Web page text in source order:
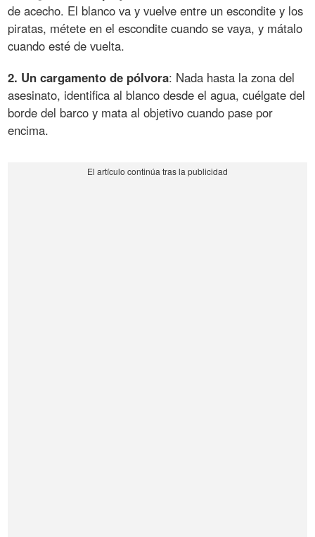
de acecho. El blanco va y vuelve entre un escondite y los
piratas, métete en el escondite cuando se vaya, y mátalo
cuando esté de vuelta.
2. Un cargamento de pólvora: Nada hasta la zona del
asesinato, identifica al blanco desde el agua, cuélgate del
borde del barco y mata al objetivo cuando pase por
encima.